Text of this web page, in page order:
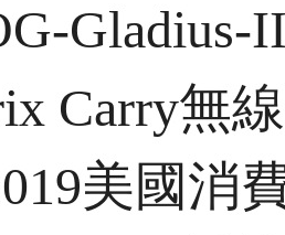
Gladius-
Carry無
美國消